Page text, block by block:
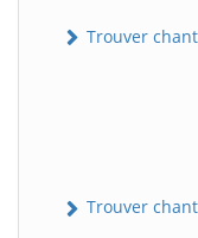
Trouver
Trouver